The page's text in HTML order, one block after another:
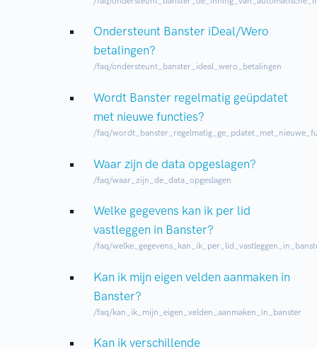
Ondersteunt Banster iDeal/Wero
betalingen?
/faq/ondersteunt_banster_ideal_wero_betalingen
Wordt Banster regelmatig geüpdatet
met nieuwe functies?
/faq/
Waar zijn de data opgeslagen?
/faq/waar_zijn_de_data_opgeslagen
Welke gegevens kan ik per lid
vastleggen in Banster?
/faq/
Kan ik mijn eigen velden aanmaken in
Banster?
/faq/kan_ik_mijn_eigen_velden_aanmaken_in_banster
Kan ik verschillende